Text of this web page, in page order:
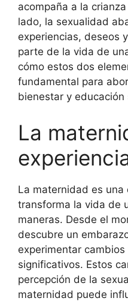
acompaña a la
lado, la sexualidad
experiencias, deseos
parte de la vida de
cómo estos dos
fundamental para
bienestar y educación
La
La maternidad es una
transforma la vida de
maneras. Desde el
descubre un
experimentar
significativos. Estos
percepción de la
maternidad puede